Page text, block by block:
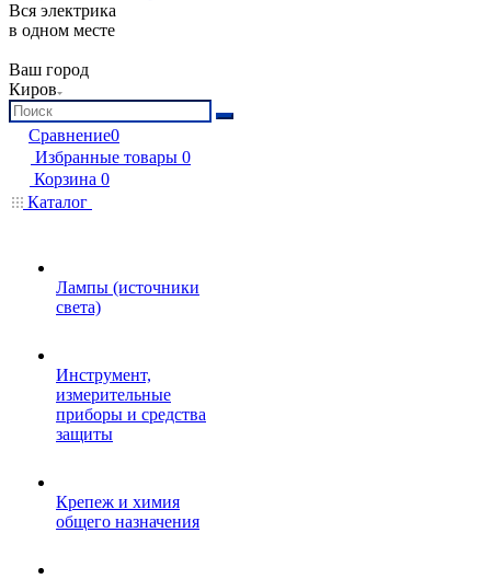
Вся электрика
в одном месте
Ваш город
Киров
Сравнение0
Избранные товары 0
Корзина 0
Каталог
Лампы (источники
света)
Инструмент,
измерительные
приборы и средства
защиты
Крепеж и химия
общего назначения